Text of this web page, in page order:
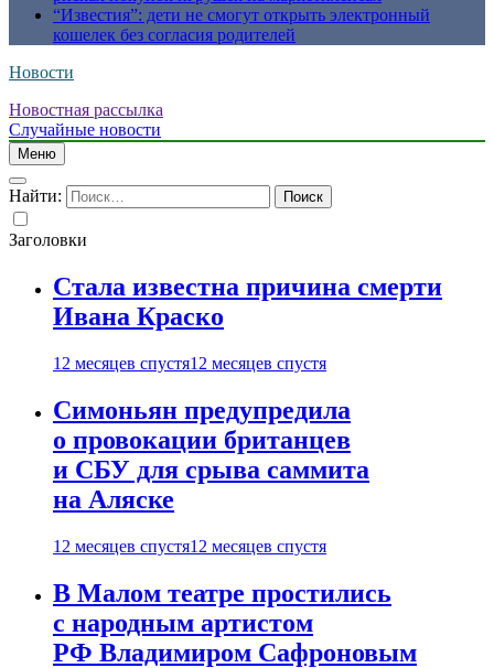
“Известия”: дети не смогут открыть электронный
кошелек без согласия родителей
Новости
Новостная рассылка
Случайные новости
Меню
Найти:
Заголовки
Стала известна причина смерти
Ивана Краско
12 месяцев спустя12 месяцев спустя
Симоньян предупредила
о провокации британцев
и СБУ для срыва саммита
на Аляске
12 месяцев спустя12 месяцев спустя
В Малом театре простились
с народным артистом
РФ Владимиром Сафроновым